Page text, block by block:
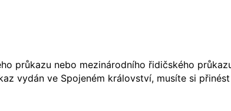
průkazu nebo mezinárodního řidičského
vydán ve Spojeném království, musíte si